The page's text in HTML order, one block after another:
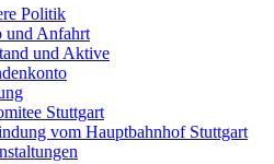
Politik
und Anfahrt
und Aktive
Stuttgart
vom Hauptbahnhof Stuttgart